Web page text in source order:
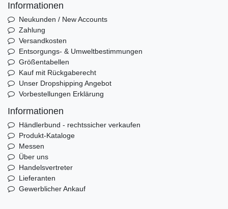
Informationen
Neukunden / New Accounts
Zahlung
Versandkosten
Entsorgungs- & Umweltbestimmungen
Größentabellen
Kauf mit Rückgaberecht
Unser Dropshipping Angebot
Vorbestellungen Erklärung
Informationen
Händlerbund - rechtssicher verkaufen
Produkt-Kataloge
Messen
Über uns
Handelsvertreter
Lieferanten
Gewerblicher Ankauf